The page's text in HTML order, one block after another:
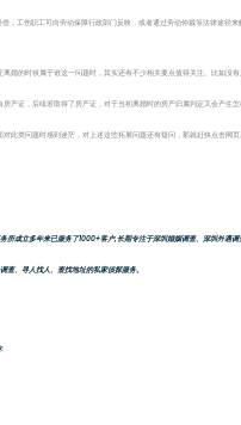
，工伤职工可向劳动保障行政部门反映，或者通过劳动仲裁等法律途径来
离婚的时候属于谁这一问题时，其实还有不少相关要点值得关注。比如没
房产证，后续若取得了房产证，对于当初离婚时的房产归属判定又会产生
此类问题时感到迷茫，对上述这些拓展问题还有疑问，那就赶快点击网
所成立多年来已服务了1000+客户,长期专注于深圳婚姻调查、深圳外遇
查、寻人找人、查找地址的私家侦探服务。